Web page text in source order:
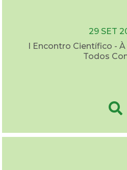
29 SET
I Encontro Científico -
Todos